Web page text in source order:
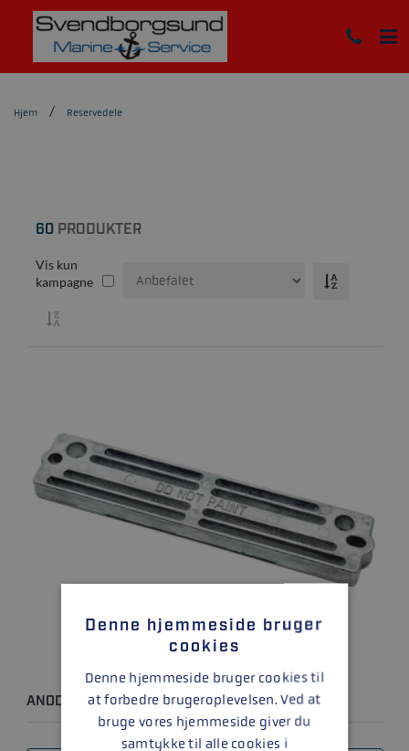
Hjem Reservedele
60PRODUKTER
Vis kun
kampagne
ANODIC POWER TRIM PLADE
Denne hjemmeside bruger
cookies
Denne hjemmeside bruger cookies til
at forbedre brugeroplevelsen. Ved at
bruge vores hjemmeside giver du
samtykke til alle cookies i